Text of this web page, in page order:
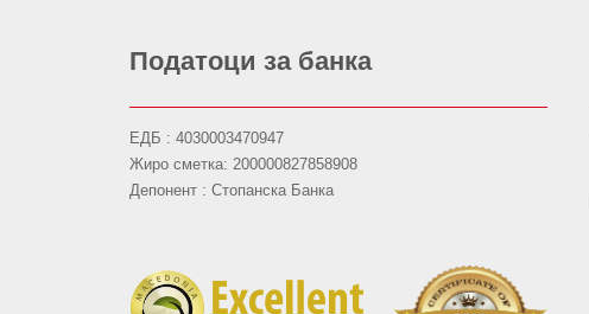
Податоци за банка
ЕДБ : 4030003470947
Жиро сметка: 200000827858908
Депонент : Стопанска Банка